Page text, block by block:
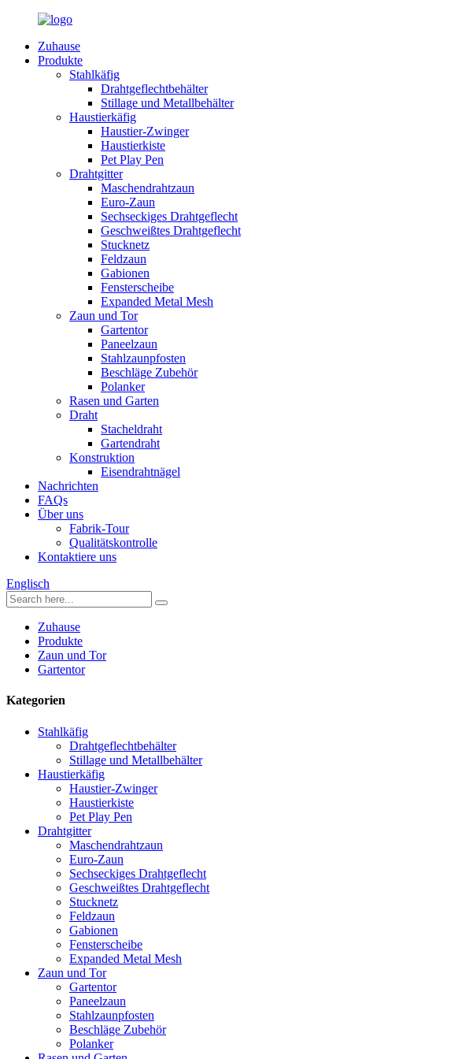
Zuhause
Produkte
Stahlkäfig
Drahtgeflechtbehälter
Stillage und Metallbehälter
Haustierkäfig
Haustier-Zwinger
Haustierkiste
Pet Play Pen
Drahtgitter
Maschendrahtzaun
Euro-Zaun
Sechseckiges Drahtgeflecht
Geschweißtes Drahtgeflecht
Stucknetz
Feldzaun
Gabionen
Fensterscheibe
Expanded Metal Mesh
Zaun und Tor
Gartentor
Paneelzaun
Stahlzaunpfosten
Beschläge Zubehör
Polanker
Rasen und Garten
Draht
Stacheldraht
Gartendraht
Konstruktion
Eisendrahtnägel
Nachrichten
FAQs
Über uns
Fabrik-Tour
Qualitätskontrolle
Kontaktiere uns
Englisch
Zuhause
Produkte
Zaun und Tor
Gartentor
Kategorien
Stahlkäfig
Drahtgeflechtbehälter
Stillage und Metallbehälter
Haustierkäfig
Haustier-Zwinger
Haustierkiste
Pet Play Pen
Drahtgitter
Maschendrahtzaun
Euro-Zaun
Sechseckiges Drahtgeflecht
Geschweißtes Drahtgeflecht
Stucknetz
Feldzaun
Gabionen
Fensterscheibe
Expanded Metal Mesh
Zaun und Tor
Gartentor
Paneelzaun
Stahlzaunpfosten
Beschläge Zubehör
Polanker